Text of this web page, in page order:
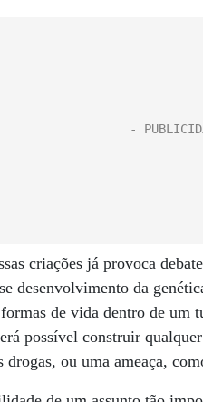
criações já provoca
desenvolvimento da
de vida dentro de um
possível construir
drogas, ou uma ameaça,